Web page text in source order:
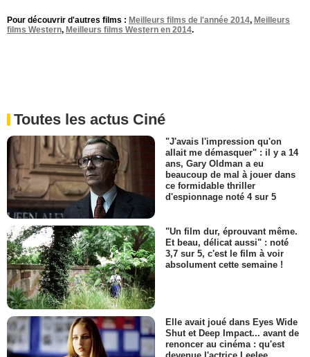
Pour découvrir d'autres films : Meilleurs films de l'année 2014, Meilleurs
films Western, Meilleurs films Western en 2014.
Toutes les actus Ciné
"J'avais l'impression qu'on
allait me démasquer" : il y a 14
ans, Gary Oldman a eu
beaucoup de mal à jouer dans
ce formidable thriller
d'espionnage noté 4 sur 5
"Un film dur, éprouvant même.
Et beau, délicat aussi" : noté
3,7 sur 5, c'est le film à voir
absolument cette semaine !
Elle avait joué dans Eyes Wide
Shut et Deep Impact... avant de
renoncer au cinéma : qu'est